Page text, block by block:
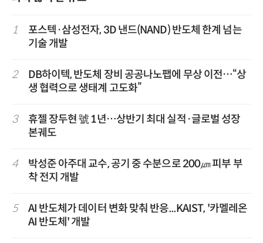
1
포스텍·삼성전자, 3D 낸드(NAND) 반도체 한계 넘는
기술 개발
2
DB하이텍, 반도체 장비 공공나노팹에 무상 이전…“상
생 협력으로 생태계 고도화”
3
휴젤 장두현 號 1년…상반기 최대 실적·글로벌 성장
본궤도
4
박성준 아주대 교수, 공기 중 수분으로 200㎛ 피부 부
착 전지 개발
5
AI 반도체가 데이터 변화 맞춰 반응...KAIST, '카멜레온
AI 반도체' 개발